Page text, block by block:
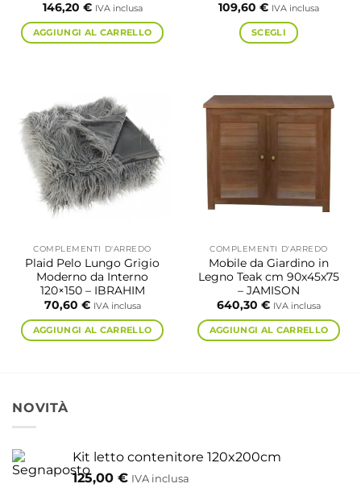
146,20 € IVA inclusa
AGGIUNGI AL CARRELLO
109,60 € IVA inclusa
SCEGLI
più
varianti.
opzioni
possono
essere
scelte
del
prodotto
COMPLEMENTI D'ARREDO
Plaid Pelo Lungo Grigio
Moderno da Interno
120×150 – IBRAHIM
70,60 € IVA inclusa
AGGIUNGI AL CARRELLO
COMPLEMENTI D'ARREDO
Mobile da Giardino in
Legno Teak cm 90x45x75
– JAMISON
640,30 € IVA inclusa
AGGIUNGI AL CARRELLO
NOVITÀ
Kit letto contenitore 120x200cm
125,00 € IVA inclusa